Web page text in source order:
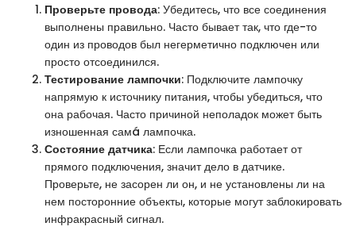
Проверьте провода: Убедитесь, что все соединения
выполнены правильно. Часто бывает так, что где-то
один из проводов был негерметично подключен или
просто отсоединился.
Тестирование лампочки: Подключите лампочку
напрямую к источнику питания, чтобы убедиться, что
она рабочая. Часто причиной неполадок может быть
изношенная самá лампочка.
Состояние датчика: Если лампочка работает от
прямого подключения, значит дело в датчике.
Проверьте, не засорен ли он, и не установлены ли на
нем посторонние объекты, которые могут заблокировать
инфракрасный сигнал.